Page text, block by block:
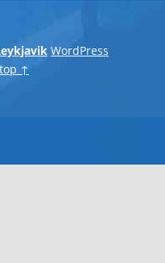
WordPress
↑